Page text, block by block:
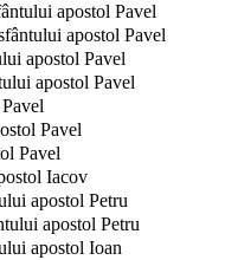
apostol Pavel
apostol Pavel
apostol Pavel
apostol Pavel
Pavel
Pavel
Iacov
apostol Petru
apostol Petru
apostol Ioan